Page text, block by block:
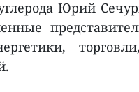
Юрий